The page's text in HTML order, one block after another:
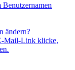
ändern?
Mail-Link klicke,